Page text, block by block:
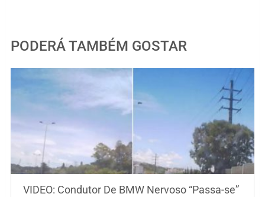
PODERÁ TAMBÉM GOSTAR
VIDEO: Condutor De BMW Nervoso “Passa-se”